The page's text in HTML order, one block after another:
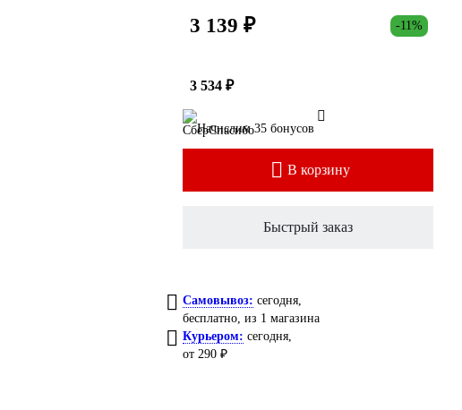
3 139 ₽ -11%
3 534 ₽
Начислим 35 бонусов
В корзину
Быстрый заказ
Самовывоз: сегодня,
бесплатно , из 1 магазина
Курьером: сегодня,
от 290 ₽